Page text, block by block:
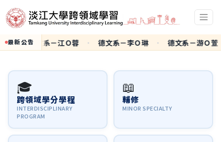
最新公告
德文系－江Ｏ蓉 · 德文系－李Ｏ琳 · 德文系－游Ｏ萱 · 德